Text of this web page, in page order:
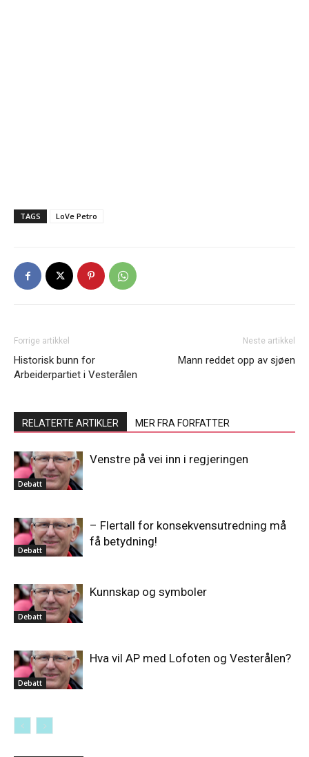
TAGS LoVe Petro
Forrige artikkel
Historisk bunn for
Arbeiderpartiet i Vesterålen
Neste artikkel
Mann reddet opp av sjøen
RELATERTE ARTIKLER MER FRA FORFATTER
Debatt
Venstre på vei inn i regjeringen
Debatt
– Flertall for konsekvensutredning må
få betydning!
Debatt
Kunnskap og symboler
Debatt
Hva vil AP med Lofoten og Vesterålen?